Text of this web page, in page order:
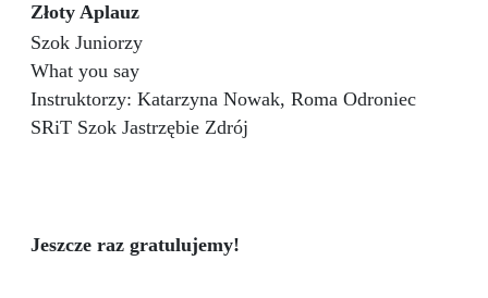
Złoty Aplauz
Szok Juniorzy
What you say
Instruktorzy: Katarzyna Nowak, Roma Odroniec
SRiT Szok Jastrzębie Zdrój
Jeszcze raz gratulujemy!